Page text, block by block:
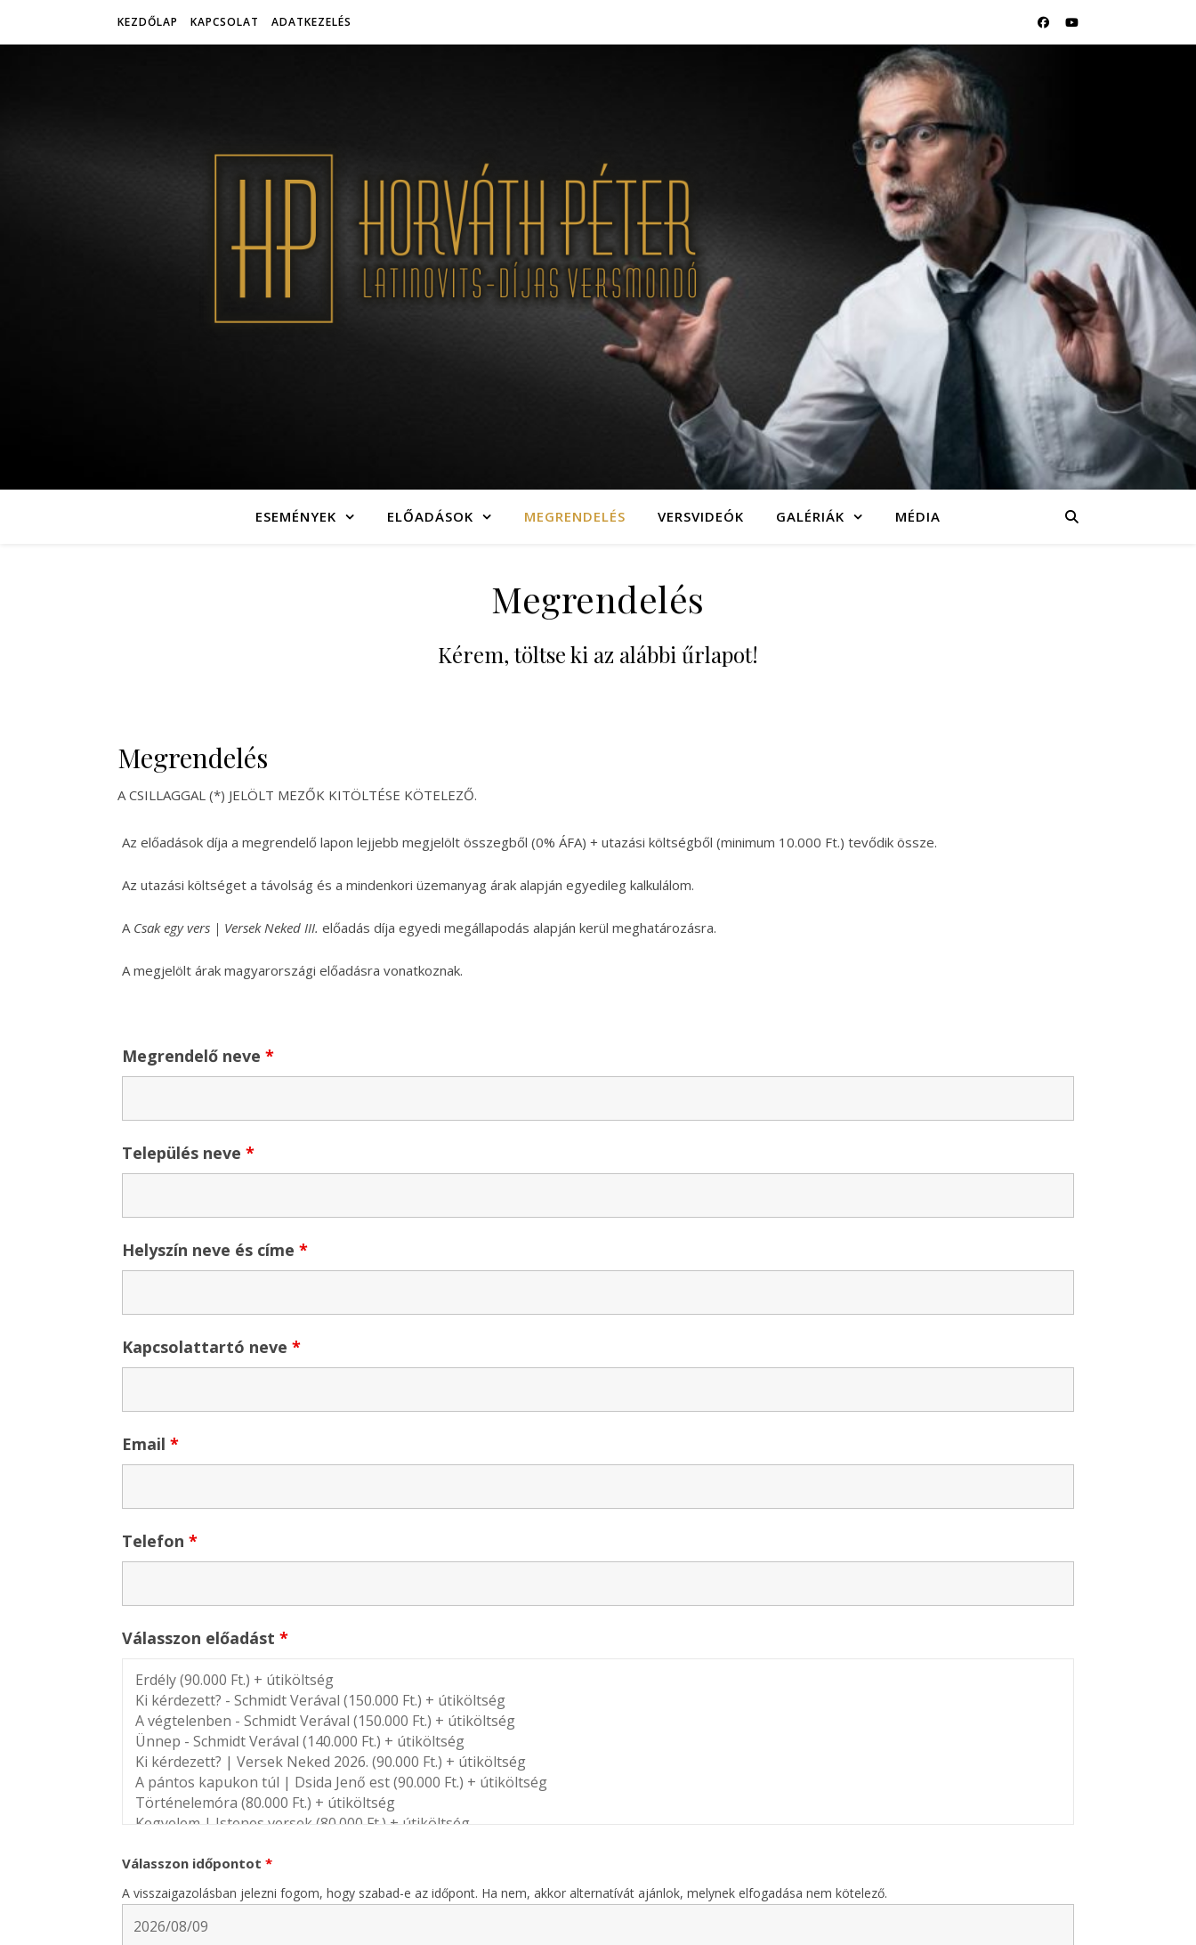
KEZDŐLAP KAPCSOLAT ADATKEZELÉS
ESEMÉNYEK ELŐADÁSOK MEGRENDELÉS VERSVIDEÓK GALÉRIÁK MÉDIA
Megrendelés
Kérem, töltse ki az alábbi űrlapot!
Megrendelés
A CSILLAGGAL (*) JELÖLT MEZŐK KITÖLTÉSE KÖTELEZŐ.
Az előadások díja a megrendelő lapon lejjebb megjelölt összegből (0% ÁFA) + utazási költségből (minimum 10.000 Ft.) tevődik össze.
Az utazási költséget a távolság és a mindenkori üzemanyag árak alapján egyedileg kalkulálom.
A Csak egy vers | Versek Neked III. előadás díja egyedi megállapodás alapján kerül meghatározásra.
A megjelölt árak magyarországi előadásra vonatkoznak.
Megrendelő neve *
Település neve *
Helyszín neve és címe *
Kapcsolattartó neve *
Email *
Telefon *
Válasszon előadást *
Válasszon időpontot *
A visszaigazolásban jelezni fogom, hogy szabad-e az időpont. Ha nem, akkor alternatívát ajánlok, melynek elfogadása nem kötelező.